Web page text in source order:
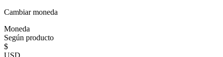
Cambiar moneda
Moneda
Según producto
$
USD